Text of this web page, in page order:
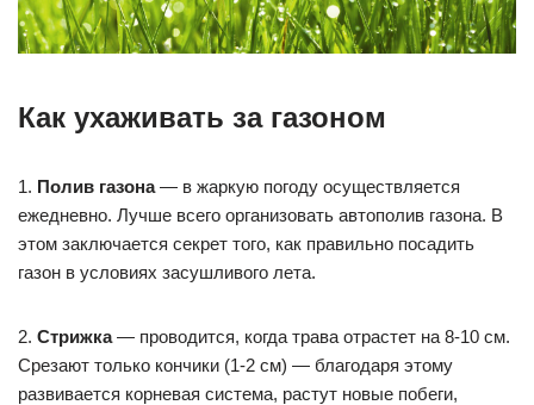
Как ухаживать за газоном
1. Полив газона— в жаркую погоду осуществляется
ежедневно. Лучше всего организовать автополив газона. В
этом заключается секрет того, как правильно посадить
газон в условиях засушливого лета.
2. Стрижка— проводится, когда трава отрастет на 8-10 см.
Срезают только кончики (1-2 см) — благодаря этому
развивается корневая система, растут новые побеги,